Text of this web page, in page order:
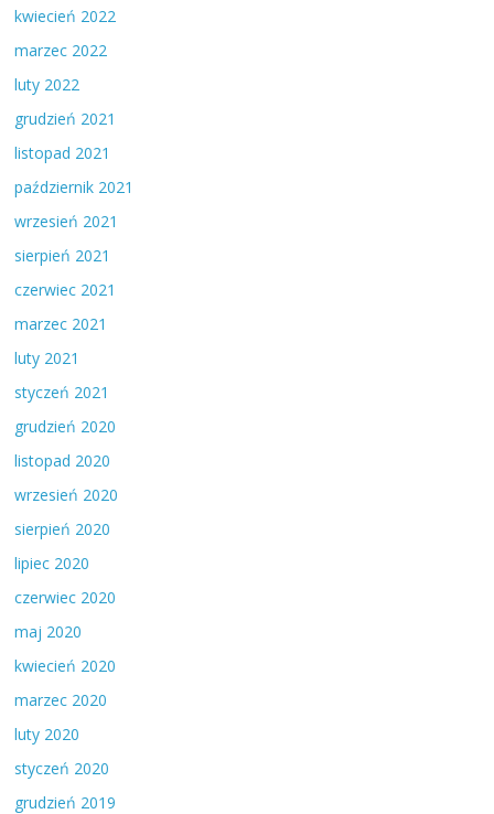
kwiecień 2022
marzec 2022
luty 2022
grudzień 2021
listopad 2021
październik 2021
wrzesień 2021
sierpień 2021
czerwiec 2021
marzec 2021
luty 2021
styczeń 2021
grudzień 2020
listopad 2020
wrzesień 2020
sierpień 2020
lipiec 2020
czerwiec 2020
maj 2020
kwiecień 2020
marzec 2020
luty 2020
styczeń 2020
grudzień 2019